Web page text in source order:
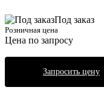
Под заказ
Розничная цена
Цена по запросу
Запросить цену